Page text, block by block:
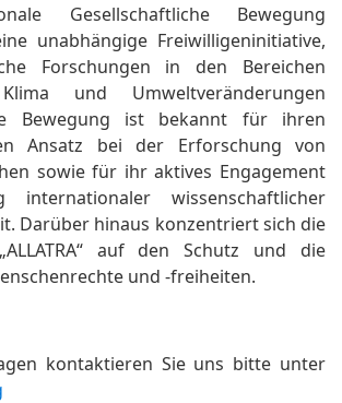
Gesellschaftliche Bewegung
unabhängige Freiwilligeninitiative,
Forschungen in den Bereichen
und Umweltveränderungen
Bewegung ist bekannt für ihren
Ansatz bei der Erforschung von
sowie für ihr aktives Engagement
internationaler wissenschaftlicher
Darüber hinaus konzentriert sich die
auf den Schutz und die
und -freiheiten.
kontaktieren Sie uns bitte unter